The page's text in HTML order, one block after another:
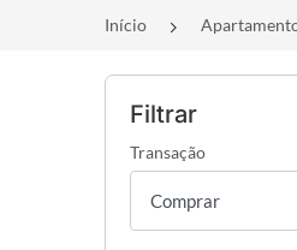
Início
Filtrar
Transação